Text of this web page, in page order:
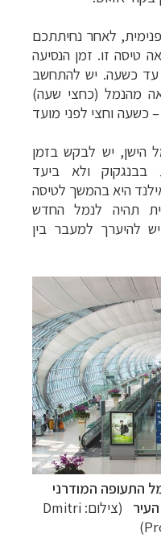
לאחר נחיתתכם
טיסה זו. זמן הנסיעה
עד כשעה. יש להתחשב
מהנמל (כחצי שעה)
–כשעה וחצי לפני מועד
יש לבקש בזמן
בבנגקוק ולא ביעד
היא בהמשך לטיסה
תהיה לנמל החדש
להיערך למעבר בין
התעופה המודרני
(צילום: Dmitri
וניו זילנד לחצו לרשימת